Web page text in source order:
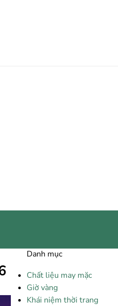
Danh mục
Chất liệu may mặc
Giờ vàng
Khái niệm thời trang